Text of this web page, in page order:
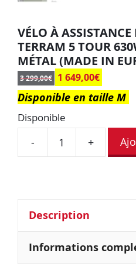
VÉLO À
TERRAM 5 TOUR
MÉTAL (MADE IN
3 299,00€ 1 649,00€
Disponible en taille M
Disponible
- +
Description
Informations